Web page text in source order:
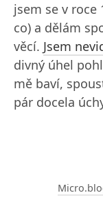
jsem se v roce
co) a dělám
věcí. Jsem
divný úhel
mě baví,
pár docela